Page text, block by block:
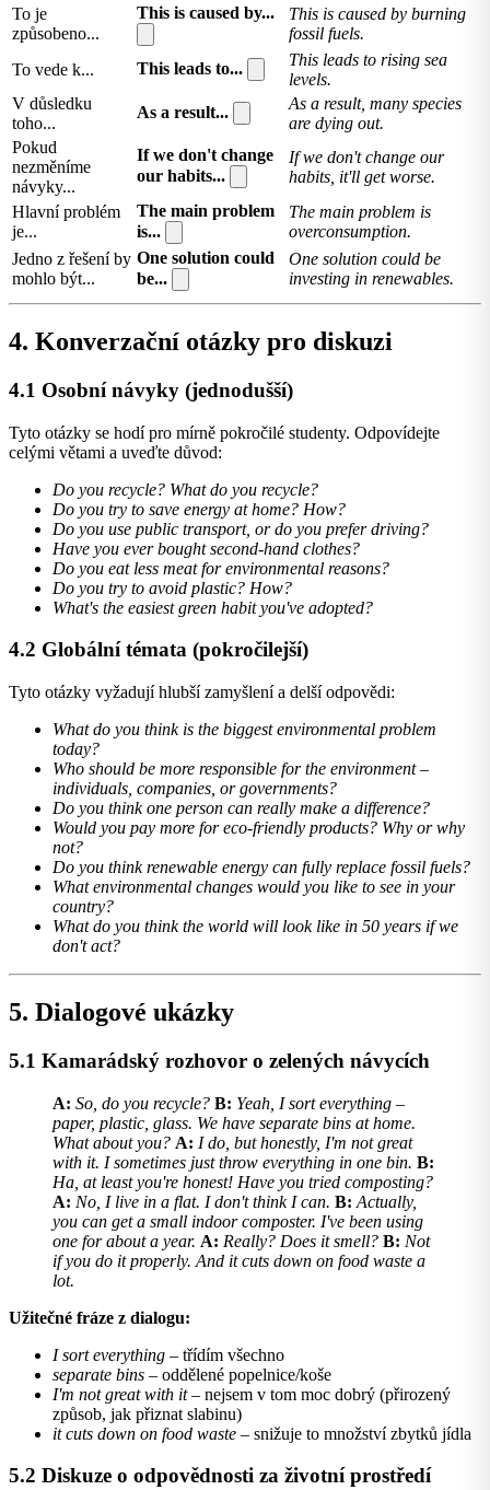
To je
způsobeno...
This is caused by...
This is caused by burning
fossil fuels.
To vede k...
This leads to...
This leads to rising sea
levels.
V důsledku
toho...
As a result...
As a result, many species
are dying out.
Pokud
nezměníme
návyky...
If we don't change
our habits...
If we don't change our
habits, it'll get worse.
Hlavní problém
je...
The main problem
is...
The main problem is
overconsumption.
Jedno z řešení by
mohlo být...
One solution could
be...
One solution could be
investing in renewables.
4. Konverzační otázky pro diskuzi
4.1 Osobní návyky (jednodušší)
Tyto otázky se hodí pro mírně pokročilé studenty. Odpovídejte
celými větami a uveďte důvod:
Do you recycle? What do you recycle?
Do you try to save energy at home? How?
Do you use public transport, or do you prefer driving?
Have you ever bought second-hand clothes?
Do you eat less meat for environmental reasons?
Do you try to avoid plastic? How?
What's the easiest green habit you've adopted?
4.2 Globální témata (pokročilejší)
Tyto otázky vyžadují hlubší zamyšlení a delší odpovědi:
What do you think is the biggest environmental problem
today?
Who should be more responsible for the environment –
individuals, companies, or governments?
Do you think one person can really make a difference?
Would you pay more for eco-friendly products? Why or why
not?
Do you think renewable energy can fully replace fossil fuels?
What environmental changes would you like to see in your
country?
What do you think the world will look like in 50 years if we
don't act?
5. Dialogové ukázky
5.1 Kamarádský rozhovor o zelených návycích
A: So, do you recycle? B: Yeah, I sort everything –
paper, plastic, glass. We have separate bins at home.
What about you? A: I do, but honestly, I'm not great
with it. I sometimes just throw everything in one bin. B:
Ha, at least you're honest! Have you tried composting?
A: No, I live in a flat. I don't think I can. B: Actually,
you can get a small indoor composter. I've been using
one for about a year. A: Really? Does it smell? B: Not
if you do it properly. And it cuts down on food waste a
lot.
Užitečné fráze z dialogu:
I sort everything – třídím všechno
separate bins – oddělené popelnice/koše
I'm not great with it– nejsem v tom moc dobrý (přirozený
způsob, jak přiznat slabinu)
it cuts down on food waste – snižuje to množství zbytků jídla
5.2 Diskuze o odpovědnosti za životní prostředí